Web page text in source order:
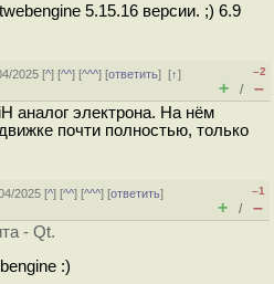
5.15.16 версии. ;) 6.9
2025 [^] [^^] [^^^] [ответить][↑]
–2
+ / –
аналог электрона. На нём
почти полностью, только
2025 [^] [^^] [^^^] [ответить]
–1
+ / –
- Qt.
:)